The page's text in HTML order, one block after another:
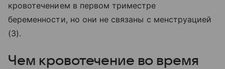
кровотечением в первом триместре
беременности, но они не связаны с менструацией
(3).
Чем кровотечение во время